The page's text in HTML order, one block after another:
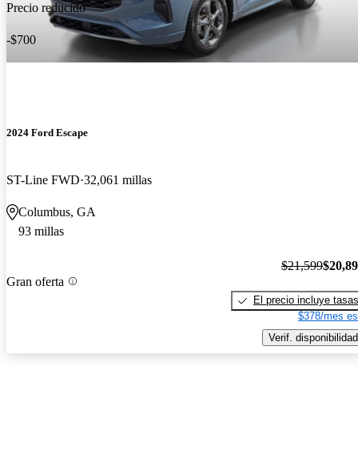
Precio reducido
-$700
2024 Ford Escape
ST-Line FWD 32,061 millas
Columbus, GA
93 millas
Gran oferta
$21,599
El precio incluye tasas
$378/mes
Verif. disponibilidad